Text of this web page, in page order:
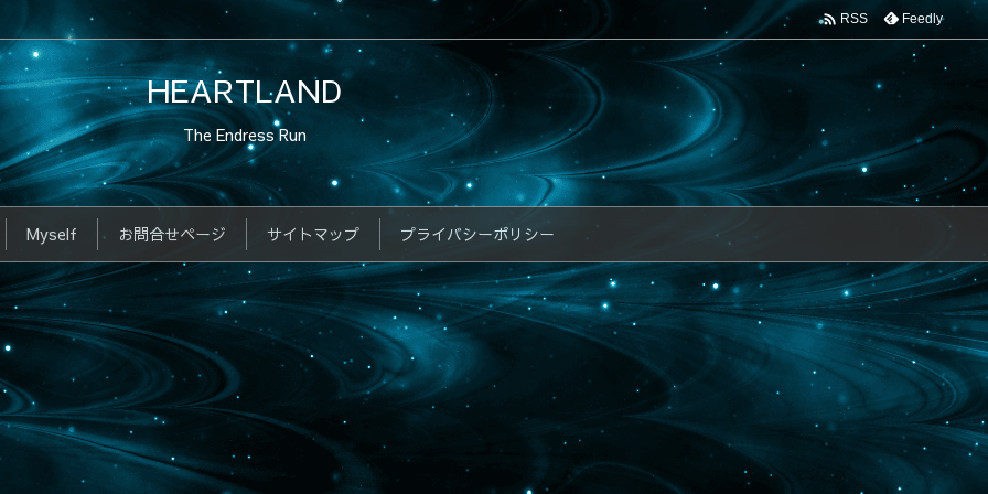
HEARTLAND
The Endress Run
Myself お問合せページ サイトマップ プライバシーポリシー
 RSS Feedly